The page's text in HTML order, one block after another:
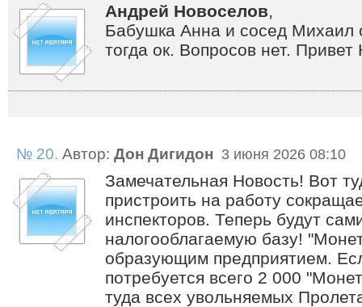
Андрей Новоселов
Бабушка Анна и сосед Михаил
тогда ок. Вопросов нет.
№ 20. Автор: Дон Дигидон 3 июня 2026 08:10
Замечательная Новость! Вот
пристроить на работу
инспекторов. Теперь будут
налогооблагаемую базу!
образующим предприятием.
потребуется всего 2 000
туда всех увольняемых